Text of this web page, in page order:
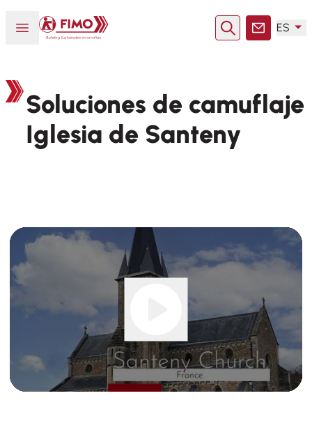
Abrir o cerrar el menú
Volver a la página principal
Buscar enContacto
ES
Soluciones de camuflaje
Iglesia de Santeny